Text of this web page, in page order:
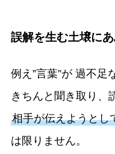
誤解を生む土壌に
例え”言葉”が 過不足
きちんと聞き取り、
相手が伝えようとし
は限りません。